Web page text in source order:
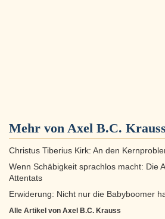
Mehr von Axel B.C. Krauss
Christus Tiberius Kirk: An den
Wenn Schäbigkeit sprachlos macht: Die
Attentats
Erwiderung: Nicht nur die Babyboomer
Alle Artikel von Axel B.C. Krauss